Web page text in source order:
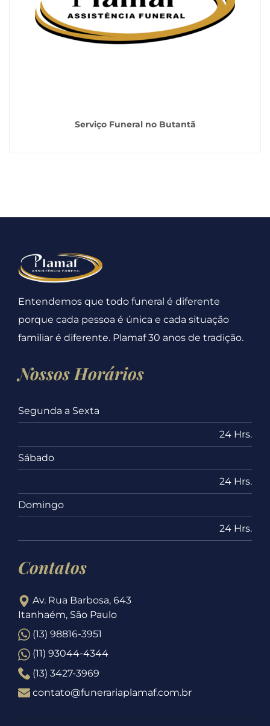
Serviço Funeral no Butantã
Entendemos que todo funeral é diferente
porque cada pessoa é única e cada situação
familiar é diferente. Plamaf 30 anos de tradição.
Nossos Horários
Segunda a Sexta
24 Hrs.
Sábado
24 Hrs.
Domingo
24 Hrs.
Contatos
Av. Rua Barbosa, 643
Itanhaém, São Paulo
(13) 98816-3951
(11) 93044-4344
(13) 3427-3969
contato@funerariaplamaf.com.br